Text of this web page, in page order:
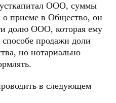
ООО, суммы
о приеме в Общество, он
долю ООО, которая ему
продажи доли
но нотариально
в следующем